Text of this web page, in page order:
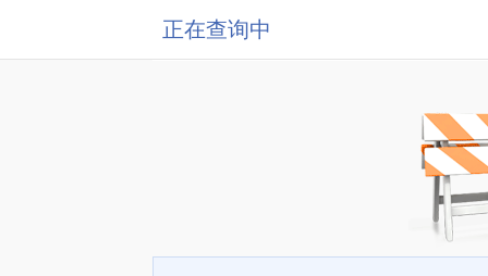
正在查询中